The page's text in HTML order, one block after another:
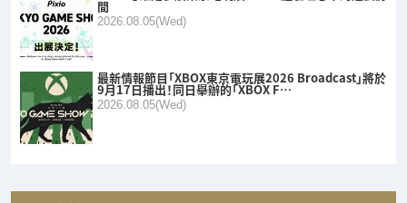
間
2026.08.05(Wed)
最新情報節目「XBOX東京電玩展2026 Broadcast」將於
9月17日播出！同日舉辦的「XBOX F…
2026.08.05(Wed)